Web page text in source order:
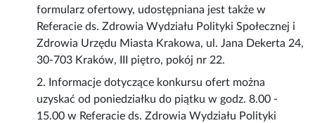
formularz ofertowy, udostępniana jest także w
Referacie ds. Zdrowia Wydziału Polityki Społecznej i
Zdrowia Urzędu Miasta Krakowa, ul. Jana Dekerta 24,
30-703 Kraków, III piętro, pokój nr 22.
2. Informacje dotyczące konkursu ofert można
uzyskać od poniedziałku do piątku w godz. 8.00 -
15.00 w Referacie ds. Zdrowia Wydziału Polityki